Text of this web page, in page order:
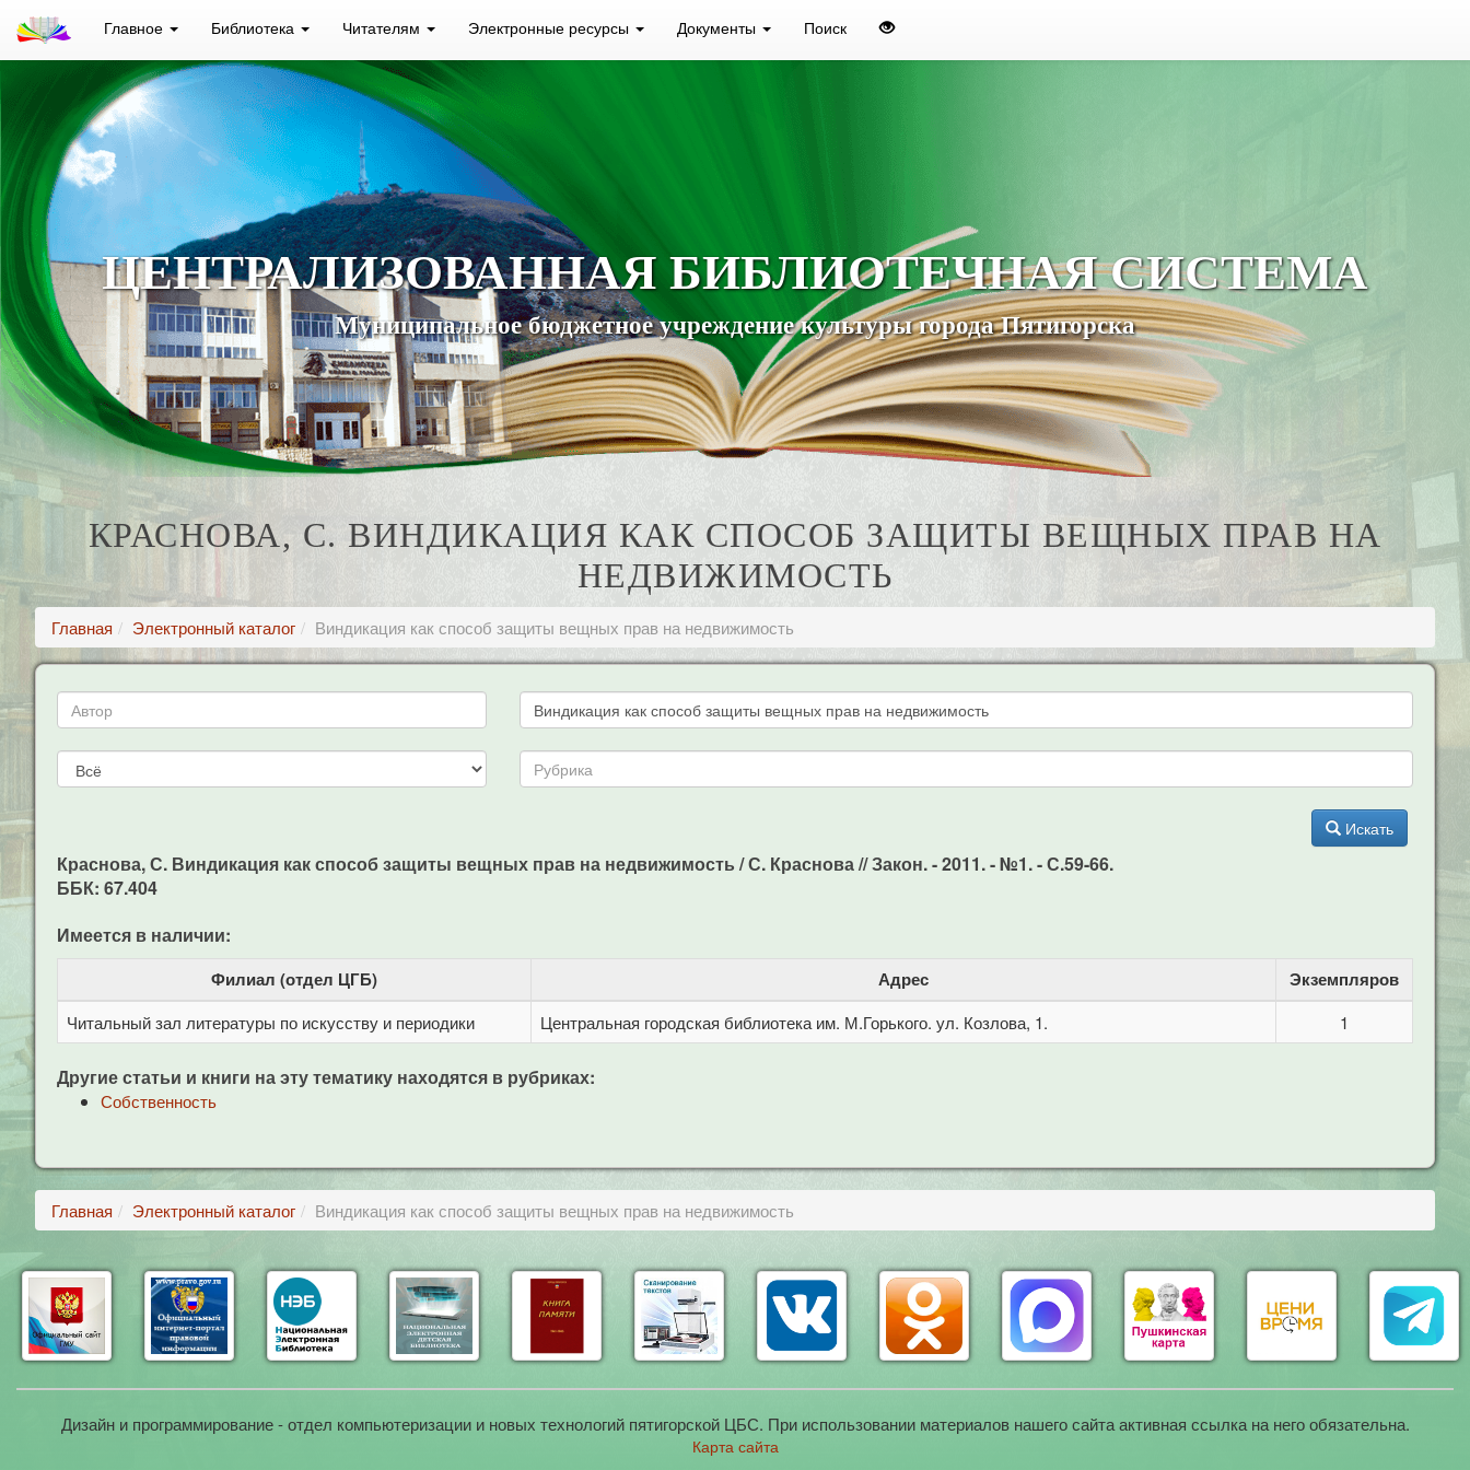
Главное Библиотека Читателям Электронные ресурсы Документы Поиск
ЦЕНТРАЛИЗОВАННАЯ БИБЛИОТЕЧНАЯ СИСТЕМА
Муниципальное бюджетное учреждение культуры города Пятигорска
КРАСНОВА, С. ВИНДИКАЦИЯ КАК СПОСОБ ЗАЩИТЫ ВЕЩНЫХ ПРАВ НА
НЕДВИЖИМОСТЬ
Главная Электронный каталог Виндикация как способ защиты вещных прав на недвижимость
Искать
Краснова, С. Виндикация как способ защиты вещных прав на недвижимость / С. Краснова // Закон. - 2011. - №1. - С.59-66.
ББК: 67.404
Имеется в наличии:
Филиал (отдел ЦГБ) Адрес Экземпляров
Читальный зал литературы по искусству и периодики Центральная городская библиотека им. М.Горького. ул. Козлова, 1. 1
Другие статьи и книги на эту тематику находятся в рубриках:
Собственность
Главная Электронный каталог Виндикация как способ защиты вещных прав на недвижимость
Дизайн и программирование - отдел компьютеризации и новых технологий пятигорской ЦБС. При использовании материалов нашего сайта активная ссылка на него обязательна.
Карта сайта